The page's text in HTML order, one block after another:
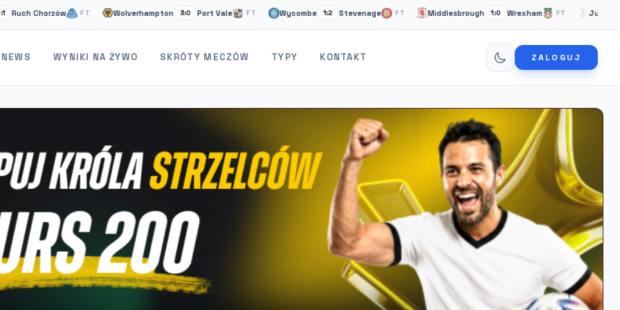
Chorzów FT Wolverhampton 3:0 Port Vale FT Wycombe 1:2 Stevenage FT Middlesbrough 1:0 Wrexham FT Juventus
NEWS WYNIKI NA ŻYWO SKRÓTY MECZÓW TYPY KONTAKT ZALOGUJ